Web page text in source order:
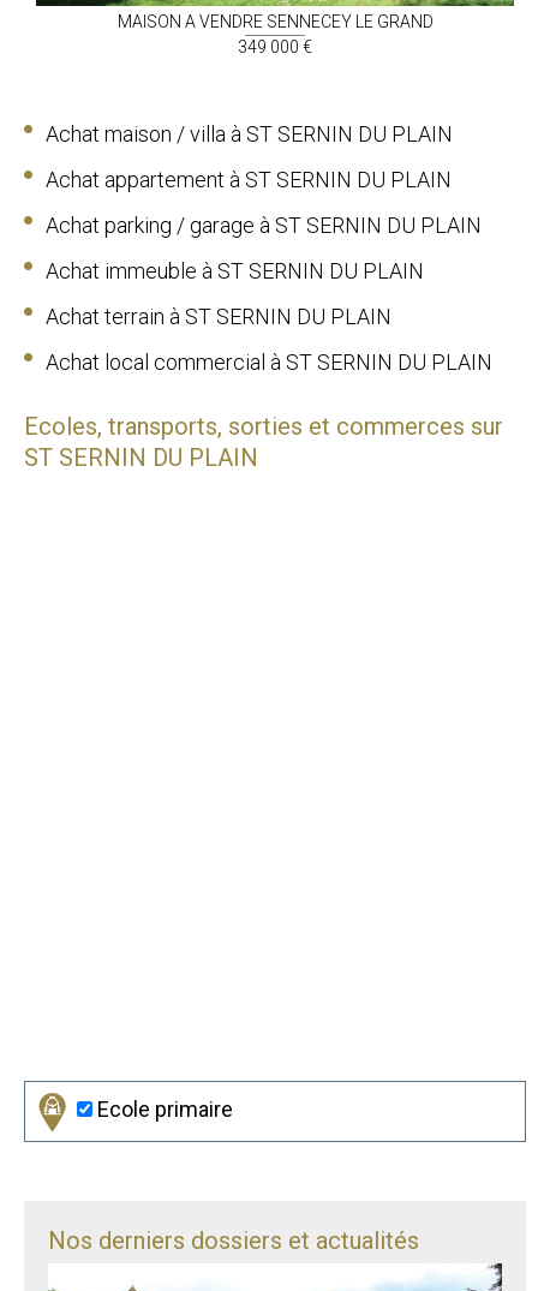
MAISON A VENDRE SENNECEY LE GRAND
349 000 €
Achat maison / villa à ST SERNIN DU PLAIN
Achat appartement à ST SERNIN DU PLAIN
Achat parking / garage à ST SERNIN DU PLAIN
Achat immeuble à ST SERNIN DU PLAIN
Achat terrain à ST SERNIN DU PLAIN
Achat local commercial à ST SERNIN DU PLAIN
Ecoles, transports, sorties et commerces sur
ST SERNIN DU PLAIN
Ecole primaire
Nos derniers dossiers et actualités